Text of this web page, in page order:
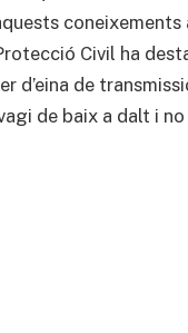
coneixements
Civil ha
d’eina de
de baix a dalt i